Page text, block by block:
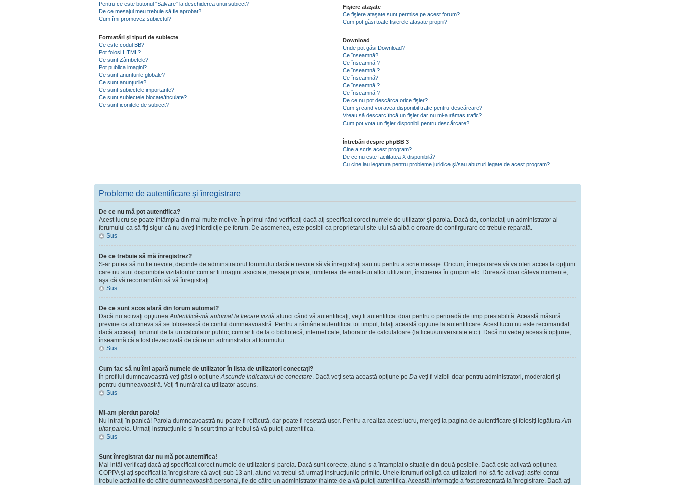
Pentru ce este butonul "Salvare" la deschiderea unui subiect?
De ce mesajul meu trebuie să fie aprobat?
Cum îmi promovez subiectul?
Formatări şi tipuri de subiecte
Ce este codul BB?
Pot folosi HTML?
Ce sunt Zâmbetele?
Pot publica imagini?
Ce sunt anunţurile globale?
Ce sunt anunţurile?
Ce sunt subiectele importante?
Ce sunt subiectele blocate/încuiate?
Ce sunt iconiţele de subiect?
Fişiere ataşate
Ce fişiere ataşate sunt permise pe acest forum?
Cum pot găsi toate fişierele ataşate proprii?
Download
Unde pot găsi Download?
Ce înseamnă?
Ce înseamnă ?
Ce înseamnă ?
Ce înseamnă?
Ce înseamnă ?
Ce înseamnă ?
De ce nu pot descărca orice fişier?
Cum şi cand voi avea disponibil trafic pentru descărcare?
Vreau să descarc încă un fişier dar nu mi-a rămas trafic?
Cum pot vota un fişier disponibil pentru descărcare?
Întrebări despre phpBB 3
Cine a scris acest program?
De ce nu este facilitatea X disponibilă?
Cu cine iau legatura pentru probleme juridice şi/sau abuzuri legate de acest program?
Probleme de autentificare şi înregistrare
De ce nu mă pot autentifica?
Acest lucru se poate întâmpla din mai multe motive. În primul rând verificaţi dacă aţi specificat corect numele de utilizator şi parola. Dacă da, contactaţi un administrator al
forumului ca să fiţi sigur că nu aveţi interdicţie pe forum. De asemenea, este posibil ca proprietarul site-ului să aibă o eroare de confirgurare ce trebuie reparată.
Sus
De ce trebuie să mă înregistrez?
S-ar putea să nu fie nevoie, depinde de adminstratorul forumului dacă e nevoie să vă înregistraţi sau nu pentru a scrie mesaje. Oricum, înregistrarea vă va oferi acces la opţiuni
care nu sunt disponibile vizitatorilor cum ar fi imagini asociate, mesaje private, trimiterea de email-uri altor utilizatori, înscrierea în grupuri etc. Durează doar câteva momente,
aşa că vă recomandăm să vă înregistraţi.
Sus
De ce sunt scos afară din forum automat?
Dacă nu activaţi opţiuneaAutentifică-mă automat la fiecare vizită atunci când vă autentificaţi, veţi fi autentificat doar pentru o perioadă de timp prestabilită. Această măsură
previne ca altcineva să se folosească de contul dumneavoastră. Pentru a rămâne autentificat tot timpul, bifaţi această opţiune la autentificare. Acest lucru nu este recomandat
dacă accesaţi forumul de la un calculator public, cum ar fi de la o bibliotecă, internet cafe, laborator de calculatoare (la liceu/universitate etc.). Dacă nu vedeţi această opţiune,
înseamnă că a fost dezactivată de către un adminstrator al forumului.
Sus
Cum fac să nu îmi apară numele de utilizator în lista de utilizatori conectaţi?
În profilul dumneavoastră veţi găsi o opţiuneAscunde indicatorul de conectare. Dacă veţi seta această opţiune pe Da veţi fi vizibil doar pentru administratori, moderatori şi
pentru dumneavoastră. Veţi fi numărat ca utilizator ascuns.
Sus
Mi-am pierdut parola!
Nu intraţi în panică! Parola dumneavoastră nu poate fi refăcută, dar poate fi resetată uşor. Pentru a realiza acest lucru, mergeţi la pagina de autentificare şi folosiţi legăturaAm
uitat parola. Urmaţi instrucţiunile şi în scurt timp ar trebui să vă puteţi autentifica.
Sus
Sunt înregistrat dar nu mă pot autentifica!
Mai intâi verificaţi dacă aţi specificat corect numele de utilizator şi parola. Dacă sunt corecte, atunci s-a întamplat o situaţie din două posibile. Dacă este activată opţiunea
COPPA şi aţi specificat la înregistrare că aveţi sub 13 ani, atunci va trebui să urmaţi instrucţiunile primite. Unele forumuri obligă ca utilizatorii noi să fie activaţi; astfel contul
trebuie activat fie de către dumneavoastră personal, fie de către un administrator înainte de a vă puteţi autentifica. Această informaţie a fost prezentată la înregistrare. Dacă aţi